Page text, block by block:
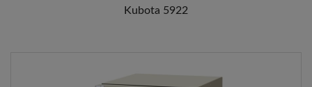
Kubota 5922